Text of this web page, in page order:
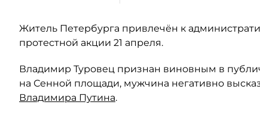
Житель Петербурга привлечён к
протестной акции 21 апреля.
Владимир Туровец признан виновным в
на Сенной площади, мужчина негативно
Владимира Путина.